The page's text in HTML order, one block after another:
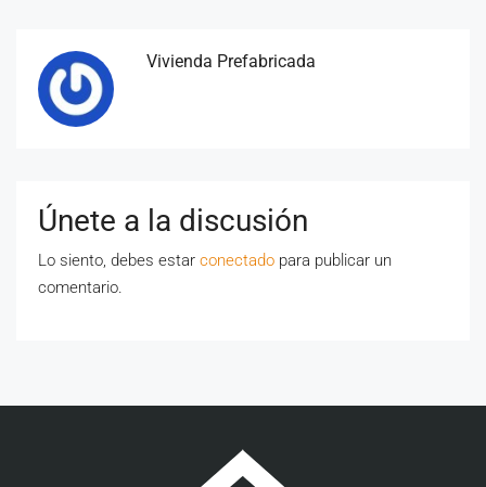
Vivienda Prefabricada
Únete a la discusión
Lo siento, debes estar conectado para publicar un
comentario.